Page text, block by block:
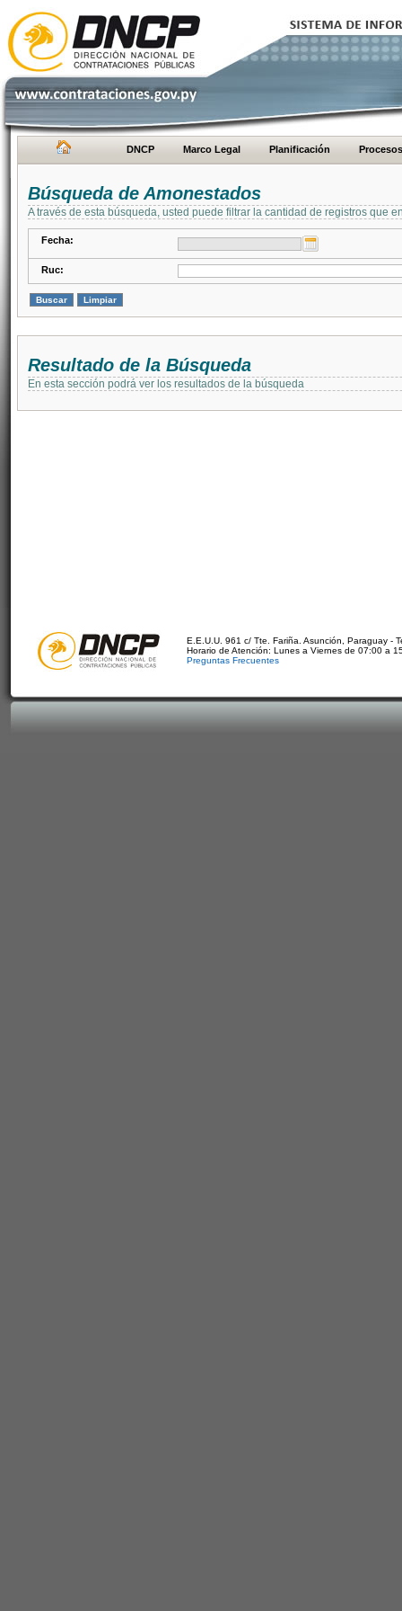
DNCP Marco Legal Planificación Procesos
Búsqueda de Amonestados
A través de esta búsqueda, usted puede filtrar la cantidad de registros que
Fecha:
Ruc:
Resultado de la Búsqueda
En esta sección podrá ver los resultados de la búsqueda
E.E.U.U. 961 c/ Tte. Fariña. Asunción, Paraguay -
Horario de Atención: Lunes a Viernes de 07:00 a
Preguntas Frecuentes